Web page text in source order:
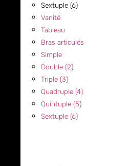
Sextuple (6)
Vanité
Tableau
Bras articulés
Simple
Double (2)
Triple (3)
Quadruple (4)
Quintuple (5)
Sextuple (6)